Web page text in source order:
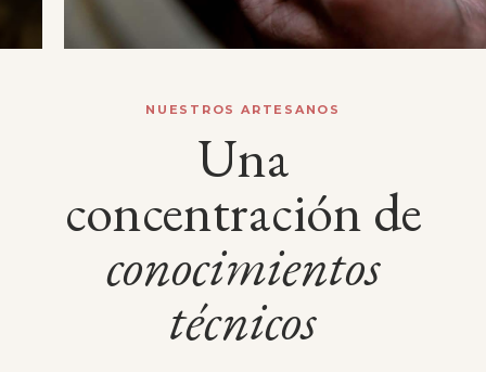
NUESTROS ARTESANOS
Una
concentración de
conocimientos
técnicos